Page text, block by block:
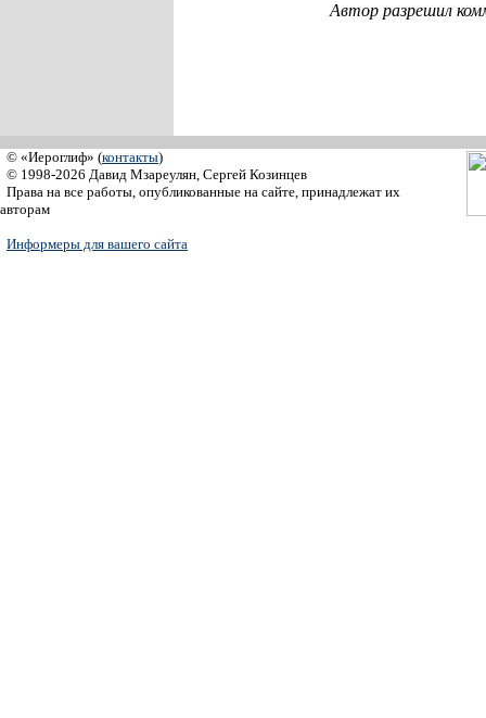
Автор разрешил
© «Иероглиф» (контакты)
© 1998-2026 Давид Мзареулян, Сергей Козинцев
Права на все работы, опубликованные на сайте, принадлежат их
авторам
Информеры для вашего сайта